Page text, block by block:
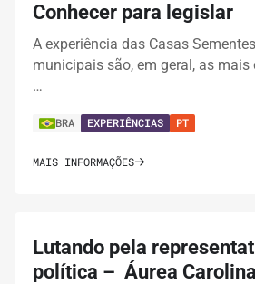
Conhecer para legislar
A experiência das Casas
municipais são, em geral, as
…
BRA EXPERIÊNCIAS PT
MAIS INFORMAÇÕES
Lutando pela
política – Áurea Carolina